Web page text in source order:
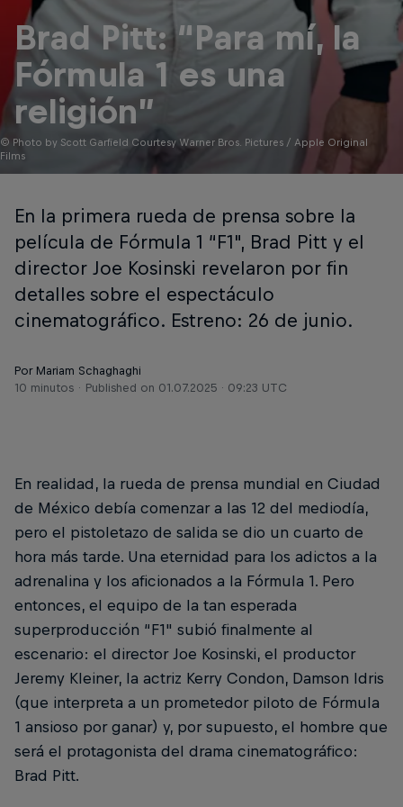
© Photo by Scott Garfield Courtesy Warner Bros. Pictures / Apple Original
Films
Brad Pitt: “Para mí, la
Fórmula 1 es una
religión”
En la primera rueda de prensa sobre la
película de Fórmula 1 “F1", Brad Pitt y el
director Joe Kosinski revelaron por fin
detalles sobre el espectáculo
cinematográfico. Estreno: 26 de junio.
Por Mariam Schaghaghi
10 minutos
Published on 01.07.2025 · 09:23 UTC
En realidad, la rueda de prensa mundial en Ciudad
de México debía comenzar a las 12 del mediodía,
pero el pistoletazo de salida se dio un cuarto de
hora más tarde. Una eternidad para los adictos a la
adrenalina y los aficionados a la Fórmula 1. Pero
entonces, el equipo de la tan esperada
superproducción “F1" subió finalmente al
escenario: el director Joe Kosinski, el productor
Jeremy Kleiner, la actriz Kerry Condon, Damson Idris
(que interpreta a un prometedor piloto de Fórmula
1 ansioso por ganar) y, por supuesto, el hombre que
será el protagonista del drama cinematográfico:
Brad Pitt.